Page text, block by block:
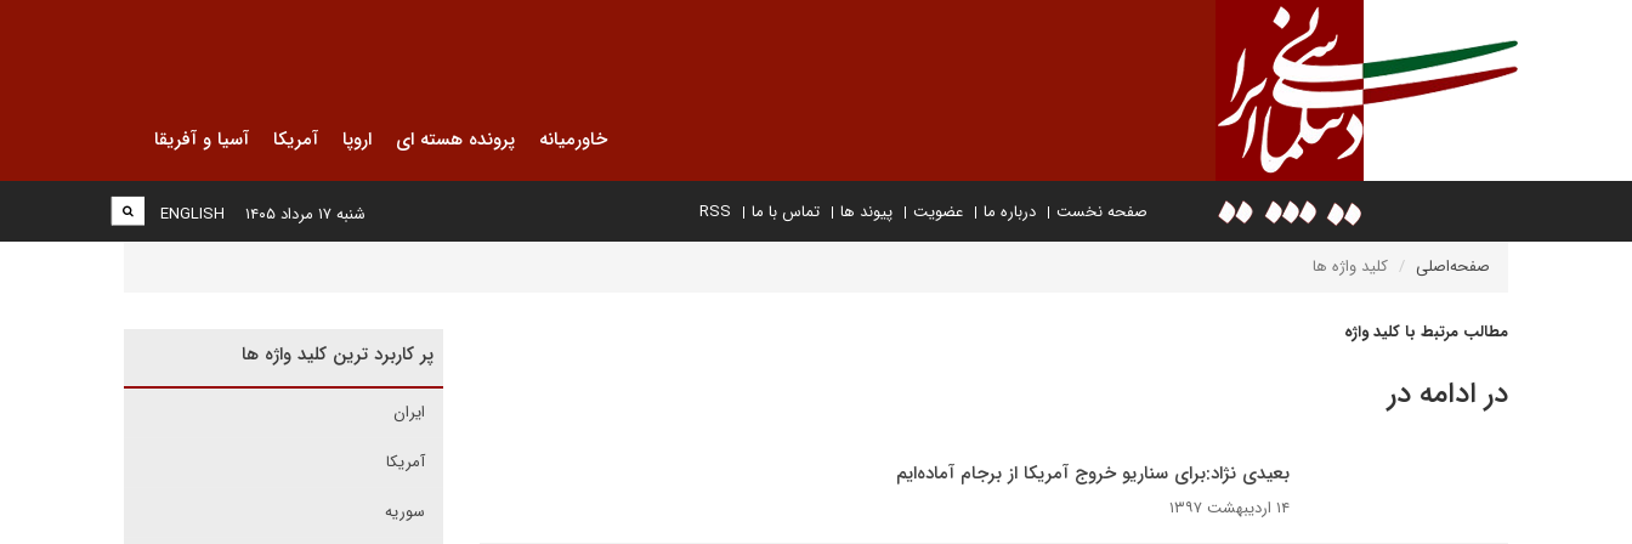
خاورمیانه پرونده هسته ای اروپا آمریکا آسیا و آفریقا
صفحه نخست درباره ما عضویت پیوند ها تماس با ما RSS
ENGLISH شنبه ۱۷ مرداد ۱۴۰۵
صفحه‌اصلی کلید واژه ها
مطالب مرتبط با کلید واژه
در ادامه در
بعیدی نژاد:برای سناریو خروج آمریکا از برجام آماده‌ایم
۱۴ اردیبهشت ۱۳۹۷
پر کاربرد ترین کلید واژه ها
ایران
آمریکا
سوریه